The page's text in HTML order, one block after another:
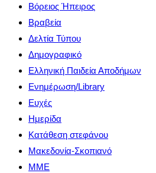
Βόρειος Ήπειρος
Βραβεία
Δελτία Τύπου
Δημογραφικό
Ελληνική Παιδεία Αποδήμων
Ενημέρωση/Library
Ευχές
Ημερίδα
Κατάθεση στεφάνου
Μακεδονία-Σκοπιανό
ΜΜΕ